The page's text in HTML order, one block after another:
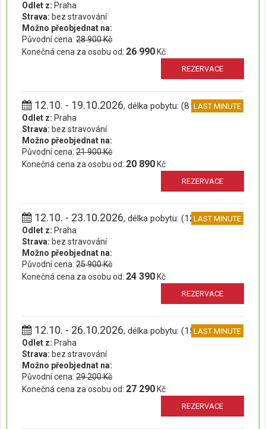
Odlet z: Praha
Strava: bez stravování
Možno přeobjednat na:
Původní cena: 28 900 Kč
Konečná cena za osobu od: 26 990 Kč
REZERVACE
12.10. - 19.10.2026, délka pobytu: (8 dní)LAST MINUTE
Odlet z: Praha
Strava: bez stravování
Možno přeobjednat na:
Původní cena: 21 900 Kč
Konečná cena za osobu od: 20 890 Kč
REZERVACE
12.10. - 23.10.2026, délka pobytu: (12 dní)LAST MINUTE
Odlet z: Praha
Strava: bez stravování
Možno přeobjednat na:
Původní cena: 25 900 Kč
Konečná cena za osobu od: 24 390 Kč
REZERVACE
12.10. - 26.10.2026, délka pobytu: (15 dní)LAST MINUTE
Odlet z: Praha
Strava: bez stravování
Možno přeobjednat na:
Původní cena: 29 200 Kč
Konečná cena za osobu od: 27 290 Kč
REZERVACE